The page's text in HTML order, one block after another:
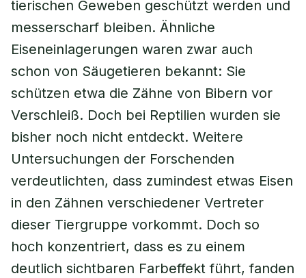
tierischen Geweben geschützt werden und
messerscharf bleiben. Ähnliche
Eiseneinlagerungen waren zwar auch
schon von Säugetieren bekannt: Sie
schützen etwa die Zähne von Bibern vor
Verschleiß. Doch bei Reptilien wurden sie
bisher noch nicht entdeckt. Weitere
Untersuchungen der Forschenden
verdeutlichten, dass zumindest etwas Eisen
in den Zähnen verschiedener Vertreter
dieser Tiergruppe vorkommt. Doch so
hoch konzentriert, dass es zu einem
deutlich sichtbaren Farbeffekt führt, fanden